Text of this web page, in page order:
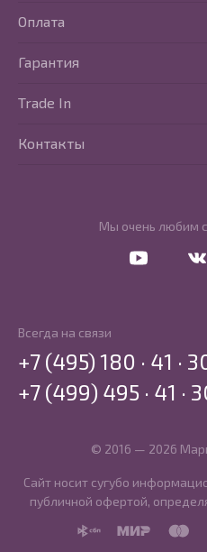
Мы очень любим
Оплата
Гарантия
Trade In
Контакты
Всегда на связи
+7 (495) 180 · 41 ·
+7 (499) 495 · 41 ·
© 2016 — 2026
Сайт носит сугубо
публичной офертой,
SBP
MIR